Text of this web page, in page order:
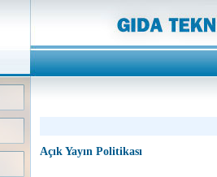
Açık Yayın Politikası